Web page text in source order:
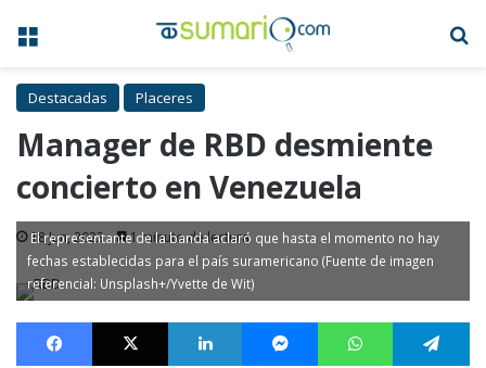
Menú
Destacadas Placeres
Manager de RBD desmiente
concierto en Venezuela
18 Jun, 2023 1 minuto de lectura
El representante de la banda aclaró que hasta el momento no hay
fechas establecidas para el país suramericano (Fuente de imagen
referencial: Unsplash+/Yvette de Wit)
Facebook X LinkedIn MessengerWhatsApp